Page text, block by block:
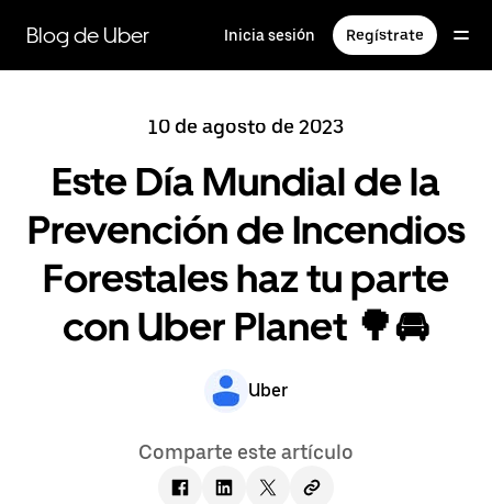
contenido
principal
Blog de Uber Inicia sesión Regístrate
10 de agosto de 2023
Este Día Mundial de la
Prevención de Incendios
Forestales haz tu parte
con Uber Planet 🌳🚘
Uber
Comparte este artículo